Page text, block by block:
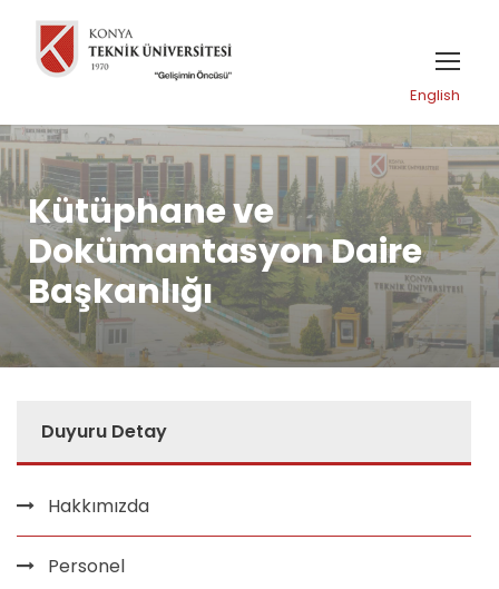
English
Kütüphane ve
Dokümantasyon Daire
Başkanlığı
Duyuru Detay
Hakkımızda
Personel